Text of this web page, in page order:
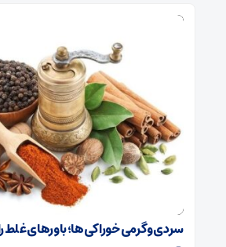
سردی و گرمی خوراکی‌ها؛ باورهای